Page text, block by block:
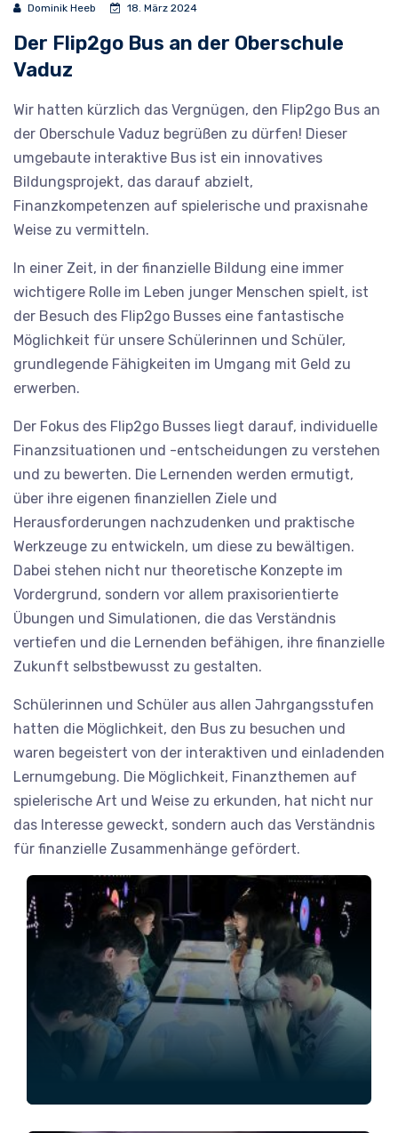
Dominik Heeb 18. März 2024
Der Flip2go Bus an der Oberschule
Vaduz
Wir hatten kürzlich das Vergnügen, den Flip2go Bus an
der Oberschule Vaduz begrüßen zu dürfen! Dieser
umgebaute interaktive Bus ist ein innovatives
Bildungsprojekt, das darauf abzielt,
Finanzkompetenzen auf spielerische und praxisnahe
Weise zu vermitteln.
In einer Zeit, in der finanzielle Bildung eine immer
wichtigere Rolle im Leben junger Menschen spielt, ist
der Besuch des Flip2go Busses eine fantastische
Möglichkeit für unsere Schülerinnen und Schüler,
grundlegende Fähigkeiten im Umgang mit Geld zu
erwerben.
Der Fokus des Flip2go Busses liegt darauf, individuelle
Finanzsituationen und -entscheidungen zu verstehen
und zu bewerten. Die Lernenden werden ermutigt,
über ihre eigenen finanziellen Ziele und
Herausforderungen nachzudenken und praktische
Werkzeuge zu entwickeln, um diese zu bewältigen.
Dabei stehen nicht nur theoretische Konzepte im
Vordergrund, sondern vor allem praxisorientierte
Übungen und Simulationen, die das Verständnis
vertiefen und die Lernenden befähigen, ihre finanzielle
Zukunft selbstbewusst zu gestalten.
Schülerinnen und Schüler aus allen Jahrgangsstufen
hatten die Möglichkeit, den Bus zu besuchen und
waren begeistert von der interaktiven und einladenden
Lernumgebung. Die Möglichkeit, Finanzthemen auf
spielerische Art und Weise zu erkunden, hat nicht nur
das Interesse geweckt, sondern auch das Verständnis
für finanzielle Zusammenhänge gefördert.